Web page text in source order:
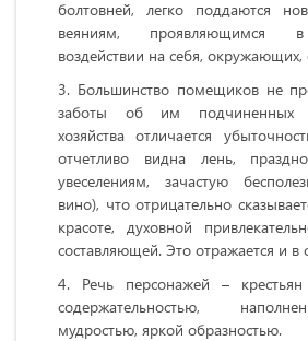
болтовней, легко поддаются
веяниям, проявляющимся в
воздействии на себя,
Большинство помещиков не
заботы об им подчиненных
хозяйства отличается
отчетливо видна лень,
увеселениям, зачастую
вино), что отрицательно
красоте, духовной
составляющей. Это отражается и в
Речь персонажей –
содержательностью,
мудростью, яркой образностью.